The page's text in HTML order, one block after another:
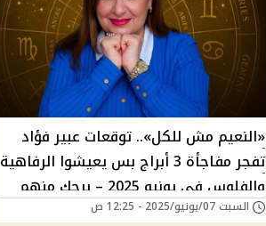
«النعيم مش للكل».. توقعات عبير فؤاد
تفجر مفاجأة 3 أبراج بس يعيشوا الرفاهية
والفلوس في يونيو 2025 – برجك منهم
ولا لأ؟
السبت 07/يونيو/2025 - 12:25 ص